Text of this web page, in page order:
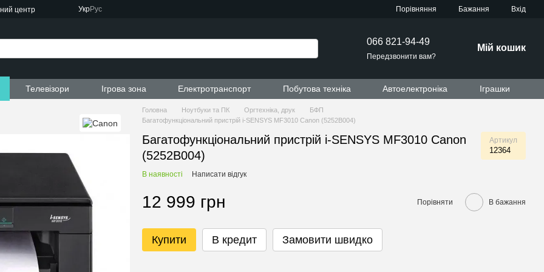
центр
УкрРус Порівняння Бажання Вхід
066 821-94-49
Передзвонити вам?
Мій кошик
Телевізори Ігрова зона Електротранспорт Побутова техніка Автоелектроніка Іграшки
Головна Ноутбуки та ПК Оргтехніка, друк
БФП
Багатофункціональний пристрій i-SENSYS MF3010 Canon (5252B004)
Багатофункціональний пристрій i-SENSYS MF3010 Canon
(5252B004)
Артикул
12364
В наявності Написати відгук
12 999 грн Порівняти В бажання
Купити В кредит Замовити швидко